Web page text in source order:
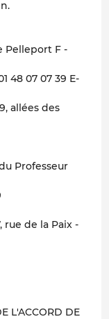
Pelleport F -
48 07 07 39 E-
allées des
Professeur
rue de la Paix -
L'ACCORD DE